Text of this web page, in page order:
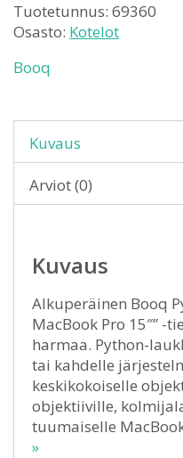
Tuotetunnus: 69360
Osasto: Kotelot
Booq
Kuvaus
Arviot (0)
Kuvaus
Alkuperäinen Booq
MacBook Pro 15″” -
harmaa. Python-
tai kahdelle
keskikokoiselle
objektiiville,
tuumaiselle
»